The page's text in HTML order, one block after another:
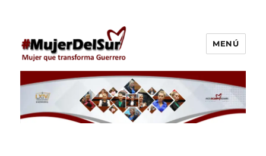
Araceli Ocampo Manzanares
MENÚ